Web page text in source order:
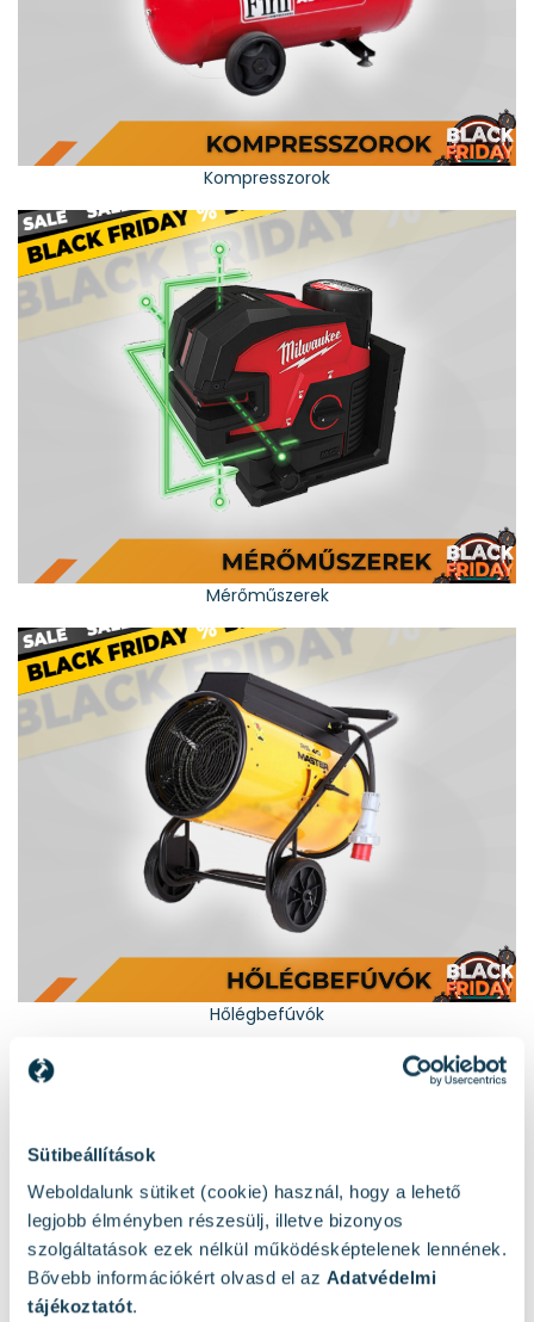
Sütibeállítások
Weboldalunk sütiket (cookie) használ, hogy a lehető
legjobb élményben részesülj, illetve bizonyos
szolgáltatások ezek nélkül működésképtelenek lennének.
Bővebb információkért olvasd el az Adatvédelmi
tájékoztatót.
Kompresszorok
Mérőműszerek
Hőlégbefúvók